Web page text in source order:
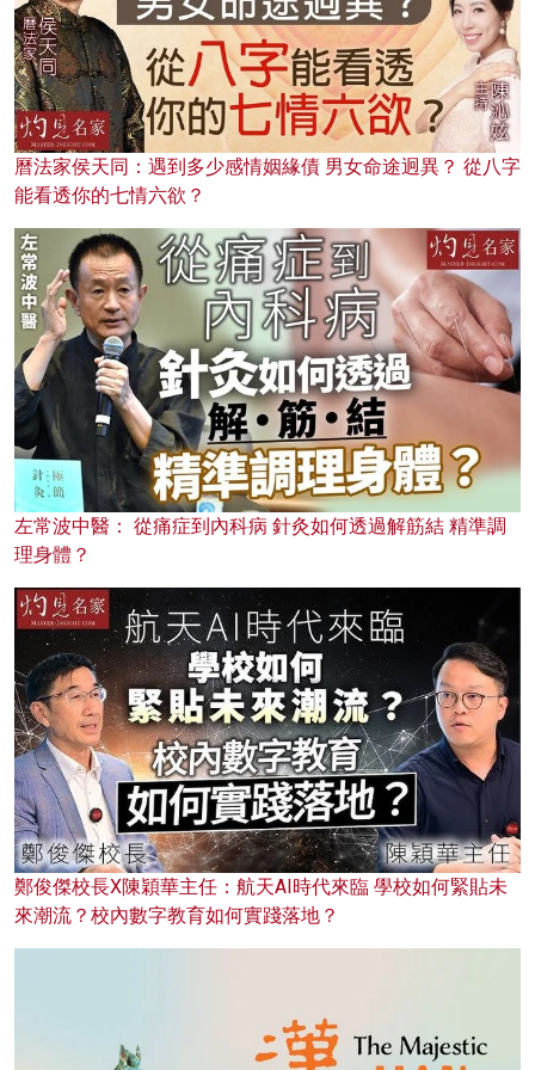
曆法家侯天同：遇到多少感情姻緣債 男女命途迥異？ 從八字
能看透你的七情六欲？
左常波中醫： 從痛症到內科病 針灸如何透過解筋結 精準調
理身體？
鄭俊傑校長X陳穎華主任：航天AI時代來臨 學校如何緊貼未
來潮流？校內數字教育如何實踐落地？